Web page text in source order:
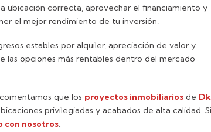
ubicación correcta, aprovechar el financiamiento y
el mejor rendimiento de tu inversión.
estables por alquiler, apreciación de valor y
las opciones más rentables dentro del mercado
que los proyectos inmobiliarios de
privilegiadas y acabados de alta calidad. Si
con nosotros.